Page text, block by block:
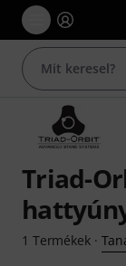
Triad-
1 Termékek·